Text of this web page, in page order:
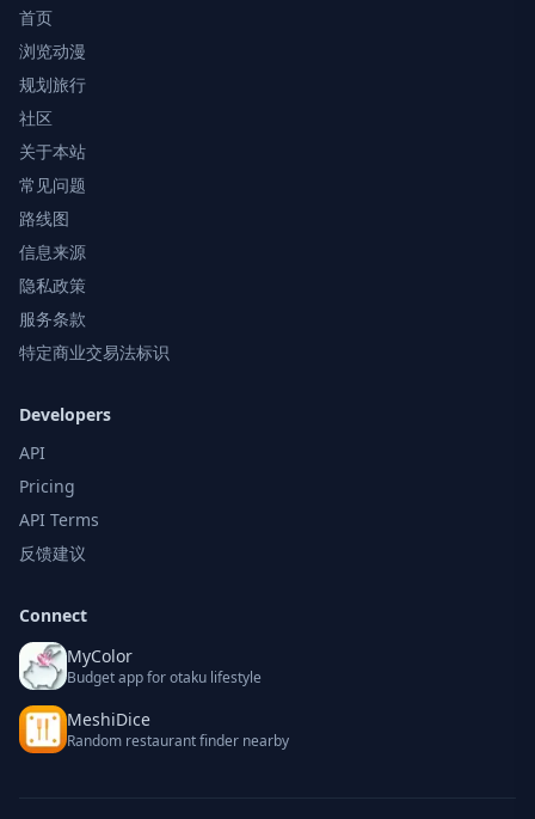
首页
浏览动漫
规划旅行
社区
关于本站
常见问题
路线图
信息来源
隐私政策
服务条款
特定商业交易法标识
Developers
API
Pricing
API Terms
反馈建议
Connect
MyColor
Budget app for otaku lifestyle
MeshiDice
Random restaurant finder nearby